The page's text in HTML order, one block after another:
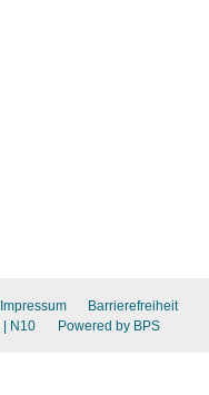
Impressum
Barrierefreiheit
| N10 Powered by BPS